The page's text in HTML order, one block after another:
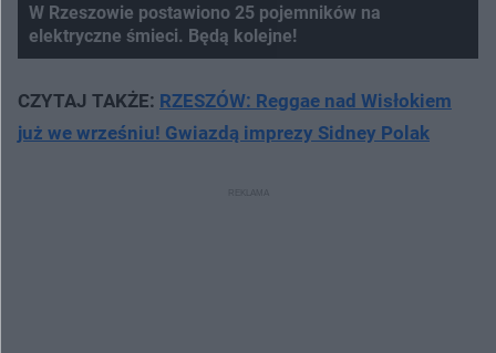
W Rzeszowie postawiono 25 pojemników na
elektryczne śmieci. Będą kolejne!
CZYTAJ TAKŻE: RZESZÓW: Reggae nad Wisłokiem
już we wrześniu! Gwiazdą imprezy Sidney Polak